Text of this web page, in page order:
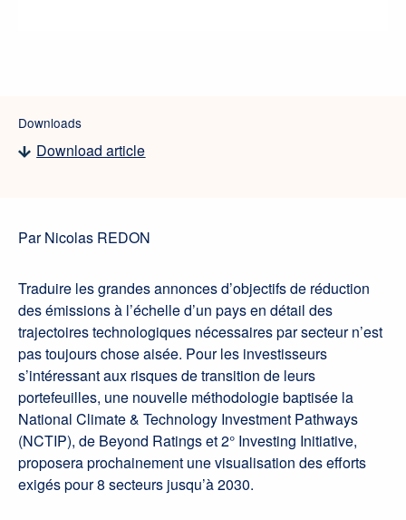
Downloads
Download article
Par Nicolas REDON
Traduire les grandes annonces d’objectifs de réduction
des émissions à l’échelle d’un pays en détail des
trajectoires technologiques nécessaires par secteur n’est
pas toujours chose aisée. Pour les investisseurs
s’intéressant aux risques de transition de leurs
portefeuilles, une nouvelle méthodologie baptisée la
National Climate & Technology Investment Pathways
(NCTIP), de Beyond Ratings et 2° Investing Initiative,
proposera prochainement une visualisation des efforts
exigés pour 8 secteurs jusqu’à 2030.